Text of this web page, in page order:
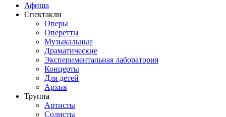
Афиша
Спектакли
Оперы
Оперетты
Музыкальные
Драматические
Экспериментальная лаборатория
Концерты
Для детей
Архив
Труппа
Артисты
Солисты